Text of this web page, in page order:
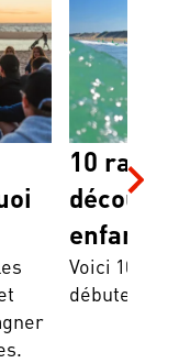
10
enfant
Voici 10
débuter le